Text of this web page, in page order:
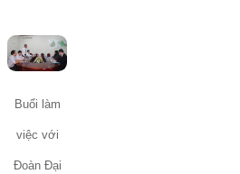
Buổi làm
việc với
Đoàn Đại